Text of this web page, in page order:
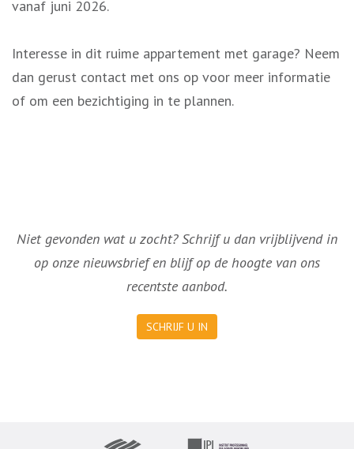
vanaf juni 2026.
Interesse in dit ruime appartement met garage? Neem
dan gerust contact met ons op voor meer informatie
of om een bezichtiging in te plannen.
Niet gevonden wat u zocht? Schrijf u dan vrijblijvend in
op onze nieuwsbrief en blijf op de hoogte van ons
recentste aanbod.
SCHRIJF U IN